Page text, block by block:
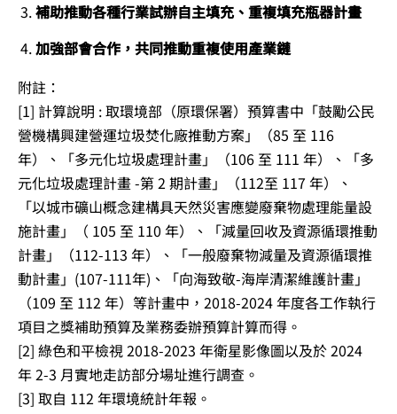
補助推動各種行業試辦自主填充、重複填充瓶器計畫
加強部會合作，共同推動重複使用產業鏈
附註：
[1] 計算說明 : 取環境部（原環保署）預算書中「鼓勵公民
營機構興建營運垃圾焚化廠推動方案」（85 至 116
年）、「多元化垃圾處理計畫」（106 至 111 年）、「多
元化垃圾處理計畫 -第 2 期計畫」（112至 117 年）、
「以城市礦山概念建構具天然災害應變廢棄物處理能量設
施計畫」（ 105 至 110 年）、「減量回收及資源循環推動
計畫」（112-113 年）、「一般廢棄物減量及資源循環推
動計畫」(107-111年)、「向海致敬-海岸清潔維護計畫」
（109 至 112 年）等計畫中，2018-2024 年度各工作執行
項目之獎補助預算及業務委辦預算計算而得。
[2] 綠色和平檢視 2018-2023 年衛星影像圖以及於 2024
年 2-3 月實地走訪部分場址進行調查。
[3] 取自 112 年環境統計年報。